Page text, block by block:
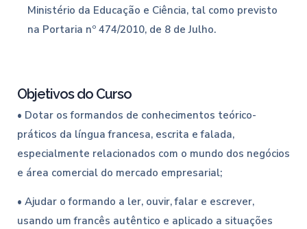
Ministério da Educação e Ciência, tal como previsto
na Portaria nº 474/2010, de 8 de Julho.
Objetivos do Curso
• Dotar os formandos de conhecimentos teórico-
práticos da língua francesa, escrita e falada,
especialmente relacionados com o mundo dos negócios
e área comercial do mercado empresarial;
• Ajudar o formando a ler, ouvir, falar e escrever,
usando um francês autêntico e aplicado a situações